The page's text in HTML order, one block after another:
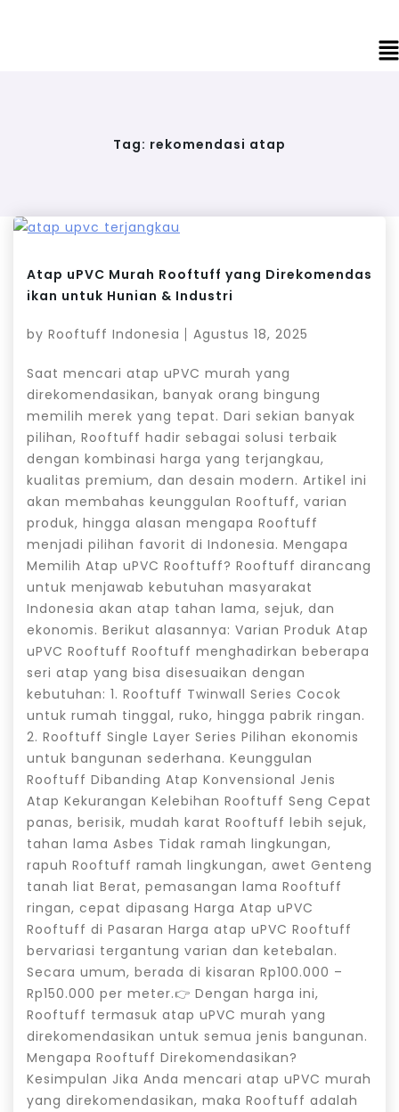
Tag: rekomendasi atap
Atap uPVC Murah Rooftuff yang Direkomendas
ikan untuk Hunian & Industri
by Rooftuff Indonesia Agustus 18, 2025
Saat mencari atap uPVC murah yang
direkomendasikan, banyak orang bingung
memilih merek yang tepat. Dari sekian banyak
pilihan, Rooftuff hadir sebagai solusi terbaik
dengan kombinasi harga yang terjangkau,
kualitas premium, dan desain modern. Artikel ini
akan membahas keunggulan Rooftuff, varian
produk, hingga alasan mengapa Rooftuff
menjadi pilihan favorit di Indonesia. Mengapa
Memilih Atap uPVC Rooftuff? Rooftuff dirancang
untuk menjawab kebutuhan masyarakat
Indonesia akan atap tahan lama, sejuk, dan
ekonomis. Berikut alasannya: Varian Produk Atap
uPVC Rooftuff Rooftuff menghadirkan beberapa
seri atap yang bisa disesuaikan dengan
kebutuhan: 1. Rooftuff Twinwall Series Cocok
untuk rumah tinggal, ruko, hingga pabrik ringan.
2. Rooftuff Single Layer Series Pilihan ekonomis
untuk bangunan sederhana. Keunggulan
Rooftuff Dibanding Atap Konvensional Jenis
Atap Kekurangan Kelebihan Rooftuff Seng Cepat
panas, berisik, mudah karat Rooftuff lebih sejuk,
tahan lama Asbes Tidak ramah lingkungan,
rapuh Rooftuff ramah lingkungan, awet Genteng
tanah liat Berat, pemasangan lama Rooftuff
ringan, cepat dipasang Harga Atap uPVC
Rooftuff di Pasaran Harga atap uPVC Rooftuff
bervariasi tergantung varian dan ketebalan.
Secara umum, berada di kisaran Rp100.000 –
Rp150.000 per meter.👉 Dengan harga ini,
Rooftuff termasuk atap uPVC murah yang
direkomendasikan untuk semua jenis bangunan.
Mengapa Rooftuff Direkomendasikan?
Kesimpulan Jika Anda mencari atap uPVC murah
yang direkomendasikan, maka Rooftuff adalah